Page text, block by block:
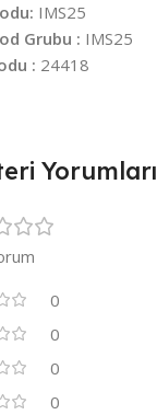
IMS25
Grubu : IMS25
: 24418
Yorumları
0
0
0
0